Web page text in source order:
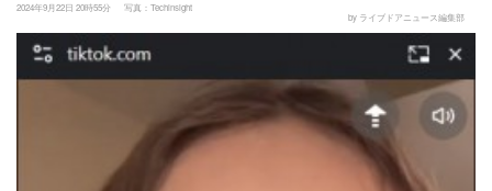
2024年9月22日 20時55分
写真：Techinsight
by ライブドアニュース編集部